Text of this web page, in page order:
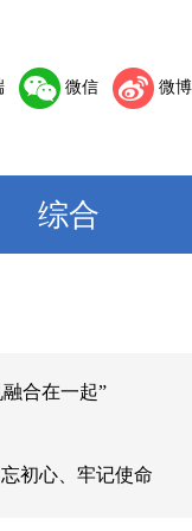
微信 微博
综合
合在一起”
初心、牢记使命